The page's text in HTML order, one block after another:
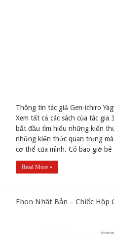
Thông tin tác giả Gen-ichiro
Xem tất cả các sách của tác
bắt đầu tìm hiểu những kiến
những kiến thức quan trọng
cơ thể của mình. Có bao giờ bé
Read More »
Ehon Nhật Bản – Chiếc Hộp